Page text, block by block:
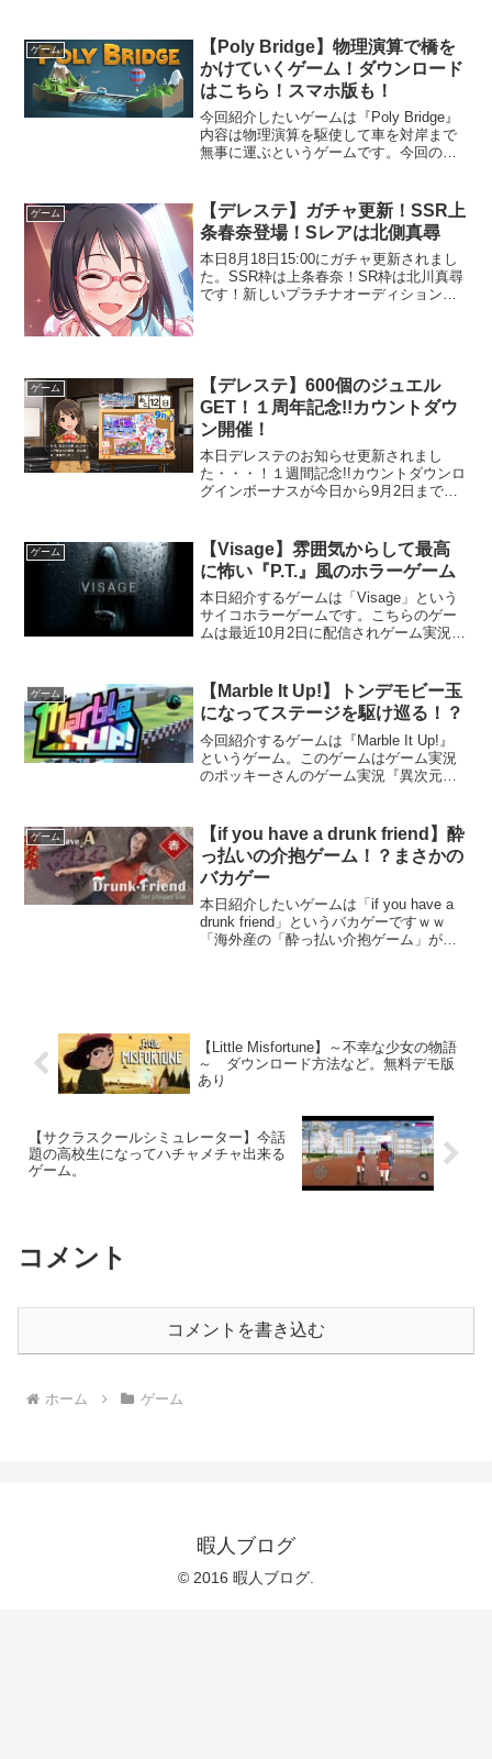
ゲーム
【Poly Bridge】物理演算で橋を
かけていくゲーム！ダウンロード
はこちら！スマホ版も！
今回紹介したいゲームは『Poly Bridge』
内容は物理演算を駆使して車を対岸まで
無事に運ぶというゲームです。今回の記
る、スタイリッシュ車庫入れアクショ
ン！【116】」...
ゲーム
【デレステ】ガチャ更新！SSR上
条春奈登場！Sレアは北側真尋
本日8月18日15:00にガチャ更新されまし
た。SSR枠は上条春奈！SR枠は北川真尋
です！新しいプラチナオーディションガ
ゲーム
【デレステ】600個のジュエル
GET！１周年記念!!カウントダウ
ン開催！
本日デレステのお知らせ更新されまし
た・・・！１週間記念!!カウントダウンロ
グインボーナスが今日から9月2日まで貰
タージュエル50個プレゼント！「1周...
ゲーム
【Visage】雰囲気からして最高
に怖い『P.T.』風のホラーゲーム
本日紹介するゲームは「Visage」という
サイコホラーゲームです。こちらのゲー
ムは最近10月2日に配信されゲーム実況者
ーム実況していたことで知りました。こ
ちらで知...
ゲーム
【Marble It Up!】トンデモビー玉
になってステージを駆け巡る！？
今回紹介するゲームは『Marble It Up!』
というゲーム。このゲームはゲーム実況
のポッキーさんのゲーム実況『異次元空
画を載せさせていただきます。Marble
It...
ゲーム
【if you have a drunk friend】酔
っ払いの介抱ゲーム！？まさかの
バカゲー
本日紹介したいゲームは「if you have a
drunk friend」というバカゲーですｗｗ
「海外産の「酔っ払い介抱ゲーム」がヤ
【Little Misfortune】～不幸な少女の物語
～ ダウンロード方法など。無料デモ版
あり
【サクラスクールシミュレーター】今話
題の高校生になってハチャメチャ出来る
ゲーム。
コメント
コメントを書き込む
ホーム ゲーム
暇人ブログ
© 2016 暇人ブログ.